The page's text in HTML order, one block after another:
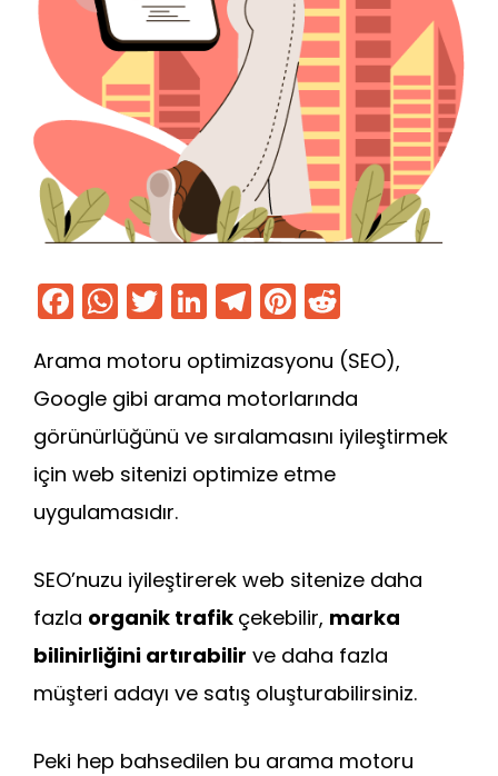
F
a
c
e
b
o
o
W
h
a
ts
A
p
p
T
w
itt
er
Li
n
k
e
dI
n
T
el
e
gr
a
m
Pi
nt
er
e
st
e
d
di
t
Arama motoru optimizasyonu (SEO),
Google gibi arama motorlarında
görünürlüğünü ve sıralamasını iyileştirmek
için web sitenizi optimize etme
uygulamasıdır.
SEO’nuzu iyileştirerek web sitenize daha
fazla organik trafik çekebilir, marka
bilinirliğini artırabilir ve daha fazla
müşteri adayı ve satış oluşturabilirsiniz.
Peki hep bahsedilen bu arama motoru